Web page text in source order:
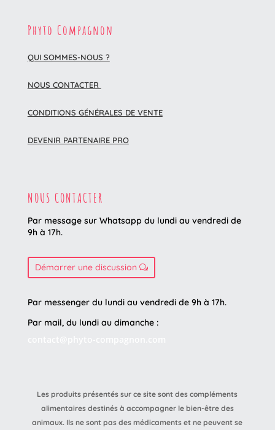
Phyto Compagnon
QUI SOMMES-NOUS ?
NOUS CONTACTER
CONDITIONS GÉNÉRALES DE VENTE
DEVENIR PARTENAIRE PRO
NOUS CONTACTER
Par message sur Whatsapp du lundi au vendredi de
9h à 17h.
Démarrer une discussion
Par messenger du lundi au vendredi de 9h à 17h.
Par mail, du lundi au dimanche :
Les produits présentés sur ce site sont des compléments
alimentaires destinés à accompagner le bien-être des
animaux. Ils ne sont pas des médicaments et ne peuvent se